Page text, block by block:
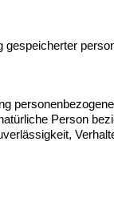
Person